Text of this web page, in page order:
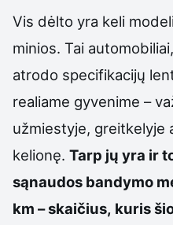
Vis dėlto yra keli
minios. Tai
atrodo specifikacijų
realiame gyvenime –
užmiestyje, greitkelyje
kelionę. Tarp jų yra ir
sąnaudos bandymo
km – skaičius, kuris